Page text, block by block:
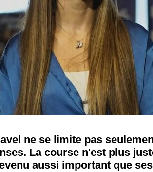
ne se limite pas
La course n'est plus
aussi important que